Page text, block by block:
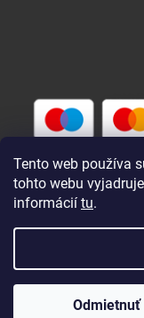
Tento web používa
tohto webu
informácií tu.
Odmietnuť